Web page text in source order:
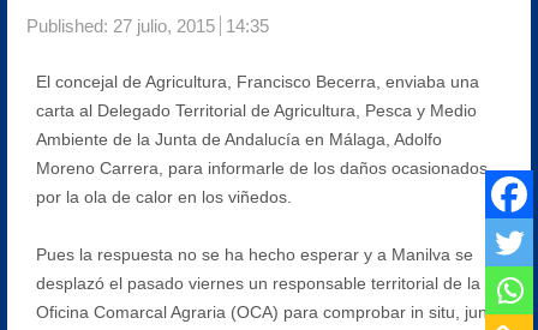
Published: 27 julio, 2015 14:35
El concejal de Agricultura, Francisco Becerra, enviaba una
carta al Delegado Territorial de Agricultura, Pesca y Medio
Ambiente de la Junta de Andalucía en Málaga, Adolfo
Moreno Carrera, para informarle de los daños ocasionados
por la ola de calor en los viñedos.
Pues la respuesta no se ha hecho esperar y a Manilva se
desplazó el pasado viernes un responsable territorial de la
Oficina Comarcal Agraria (OCA) para comprobar in situ, junto